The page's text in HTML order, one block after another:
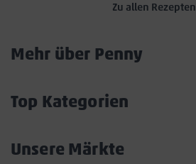
Zu allen Rezepten
Mehr über Penny
Top Kategorien
Unsere Märkte